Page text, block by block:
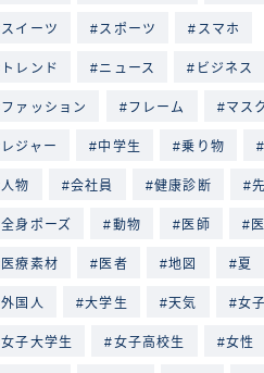
スイーツ スポーツ スマホ
トレンド ニュース ビジネス
ファッション フレーム マス
レジャー 中学生 乗り物
人物 会社員 健康診断
全身ポーズ 動物 医師
医療素材 医者 地図 夏
外国人 大学生 天気 女
女子大学生 女子高校生 女性